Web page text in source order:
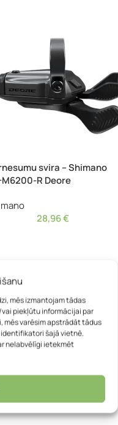
mēs izmantojam tādas
piekļūtu informācijai par
mēs varēsim apstrādāt tādus
šajā vietnē.
nelabvēlīgi ietekmēt
svira – Shimano
R Deore
28,96€
svira – Shimano
Road